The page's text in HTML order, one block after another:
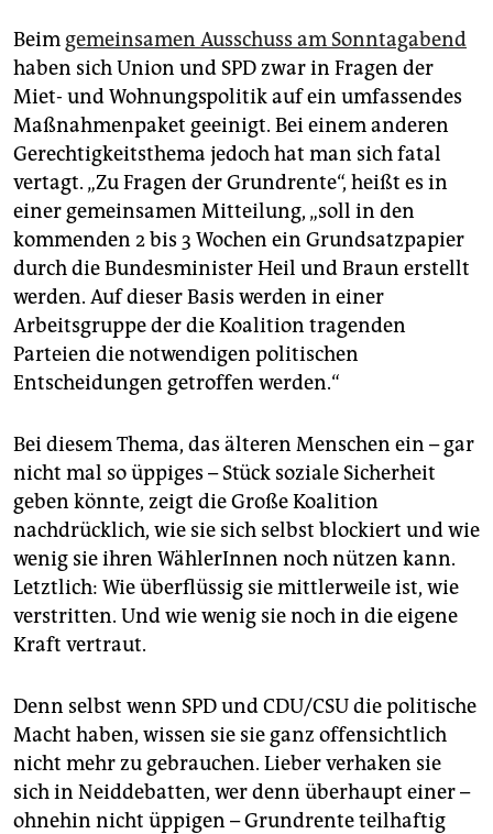
Beim gemeinsamen Ausschuss am Sonntagabend
haben sich Union und SPD zwar in Fragen der
Miet- und Wohnungspolitik auf ein umfassendes
Maßnahmenpaket geeinigt. Bei einem anderen
Gerechtigkeitsthema jedoch hat man sich fatal
vertagt. „Zu Fragen der Grundrente“, heißt es in
einer gemeinsamen Mitteilung, „soll in den
kommenden 2 bis 3 Wochen ein Grundsatzpapier
durch die Bundesminister Heil und Braun erstellt
werden. Auf dieser Basis werden in einer
Arbeitsgruppe der die Koalition tragenden
Parteien die notwendigen politischen
Entscheidungen getroffen werden.“
Bei diesem Thema, das älteren Menschen ein – gar
nicht mal so üppiges – Stück soziale Sicherheit
geben könnte, zeigt die Große Koalition
nachdrücklich, wie sie sich selbst blockiert und wie
wenig sie ihren WählerInnen noch nützen kann.
Letztlich: Wie überflüssig sie mittlerweile ist, wie
verstritten. Und wie wenig sie noch in die eigene
Kraft vertraut.
Denn selbst wenn SPD und CDU/CSU die politische
Macht haben, wissen sie sie ganz offensichtlich
nicht mehr zu gebrauchen. Lieber verhaken sie
sich in Neiddebatten, wer denn überhaupt einer –
ohnehin nicht üppigen – Grundrente teilhaftig